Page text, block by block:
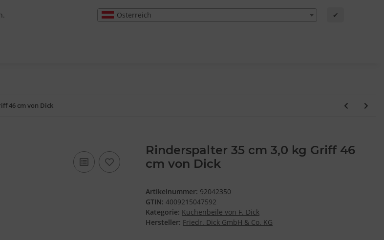
Österreich ✔
46 cm von Dick
Rinderspalter 35 cm 3,0 kg Griff 46
cm von Dick
Artikelnummer: 92042350
GTIN: 4009215047592
Kategorie: Küchenbeile von F. Dick
Hersteller: Friedr. Dick GmbH & Co. KG